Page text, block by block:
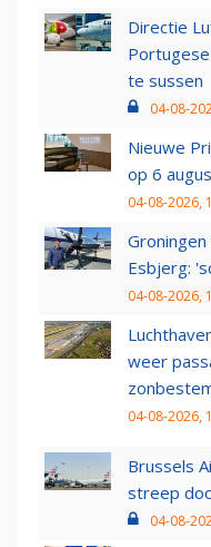
Directie
te sussen
04-08-
Nieuwe
op 6
04-08-2026,
Esbjerg:
04-08-2026,
weer
04-08-2026,
Brussels
streep
04-08-